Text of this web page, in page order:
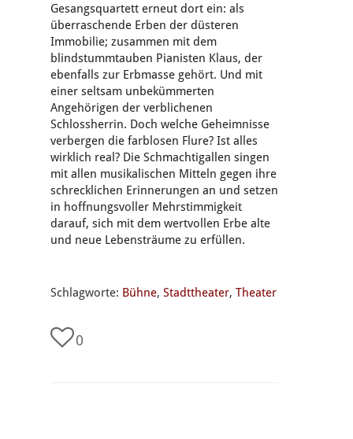
Gesangsquartett erneut dort ein: als
überraschende Erben der düsteren
Immobilie; zusammen mit dem
blindstummtauben Pianisten Klaus, der
ebenfalls zur Erbmasse gehört. Und mit
einer seltsam unbekümmerten
Angehörigen der verblichenen
Schlossherrin. Doch welche Geheimnisse
verbergen die farblosen Flure? Ist alles
wirklich real? Die Schmachtigallen singen
mit allen musikalischen Mitteln gegen ihre
schrecklichen Erinnerungen an und setzen
in hoffnungsvoller Mehrstimmigkeit
darauf, sich mit dem wertvollen Erbe alte
und neue Lebensträume zu erfüllen.
Schlagworte: Bühne, Stadttheater, Theater
0